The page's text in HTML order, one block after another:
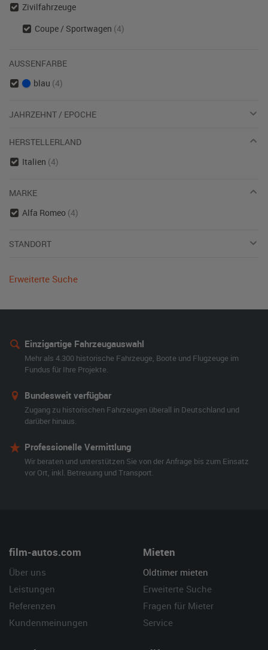
Zivilfahrzeuge
Coupe / Sportwagen (4)
AUSSENFARBE
blau (4)
JAHRZEHNT / EPOCHE
HERSTELLERLAND
Italien (4)
MARKE
Alfa Romeo (4)
STANDORT
Erweiterte Suche
Einzigartige Fahrzeugauswahl
Mehr als 4.300 historische Fahrzeuge, Boote und Flugzeuge im
Fundus für Ihre Projekte.
Bundesweit verfügbar
Zugang zu historischen Fahrzeugen überall in Deutschland und
darüber hinaus.
Professionelle Vermittlung
Wir beraten und unterstützen Sie von der Anfrage bis zum Einsatz
vor Ort, inkl. Betreuung und Transport.
film-autos.com
Über uns
Leistungen
Referenzen
Kundenmeinungen
Mieten
Oldtimer mieten
Erweiterte Suche
Fragen für Mieter
Service